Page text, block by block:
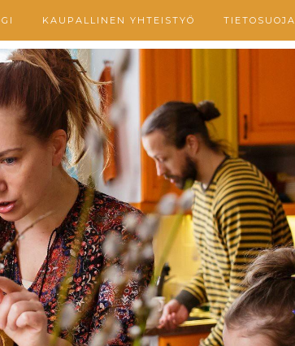
KAUPALLINEN YHTEISTYÖ TIETOSUOJA